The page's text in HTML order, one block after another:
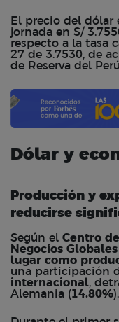
El precio del dólar
jornada en S/
respecto a la tasa
27 de 3.7530, de
de Reserva del
Dólar y
Producción y
reducirse
Según el Centro
Negocios
lugar como
una participación
internacional,
Alemania (14.80%).